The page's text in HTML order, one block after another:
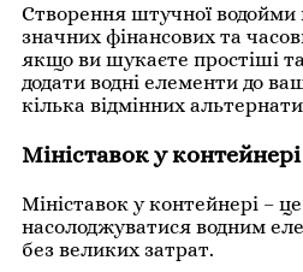
Створення штучної
значних фінансових та
якщо ви шукаєте простіші
додати водні елементи до
кілька відмінних
Мініставок у контейнері
Мініставок у контейнері –
насолоджуватися водним
без великих затрат.